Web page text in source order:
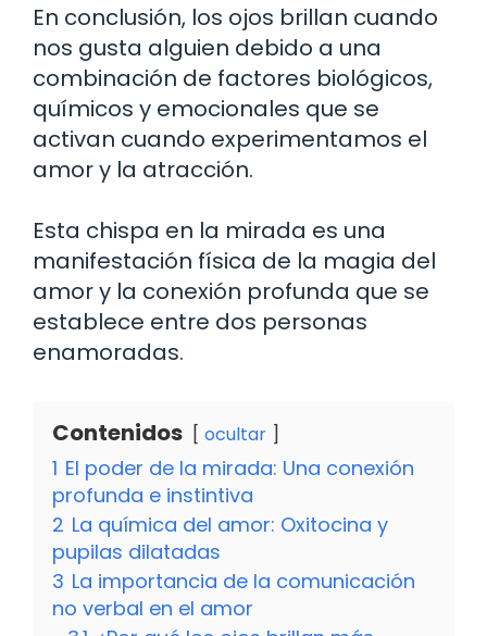
En conclusión, los ojos brillan cuando
nos gusta alguien debido a una
combinación de factores biológicos,
químicos y emocionales que se
activan cuando experimentamos el
amor y la atracción.
Esta chispa en la mirada es una
manifestación física de la magia del
amor y la conexión profunda que se
establece entre dos personas
enamoradas.
Contenidos ocultar
1 El poder de la mirada: Una conexión
profunda e instintiva
2 La química del amor: Oxitocina y
pupilas dilatadas
3 La importancia de la comunicación
no verbal en el amor